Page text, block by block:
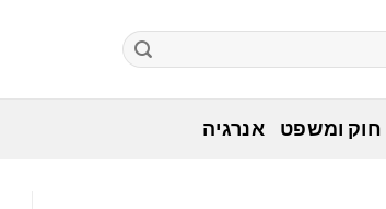
חוק ומשפט אנרגיה